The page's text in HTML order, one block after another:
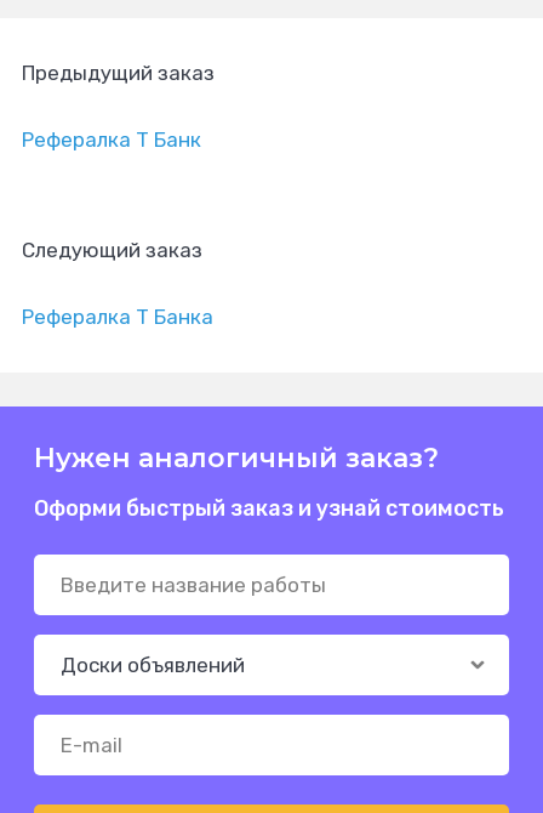
Предыдущий заказ
Рефералка Т Банк
Следующий заказ
Рефералка Т Банка
Нужен аналогичный заказ?
Оформи быстрый заказ и узнай стоимость